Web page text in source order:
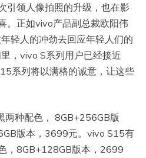
引领人像拍照的升级，也在影
。正如vivo产品副总裁欧阳伟
轻人的冲劲去回应年轻人们的
，vivo S系列用户已经接近
系列将以满格的诚意，让这些
两种配色， 8GB+256GB版
版本，3699元。vivo S15有
，8GB+128GB版本，2699